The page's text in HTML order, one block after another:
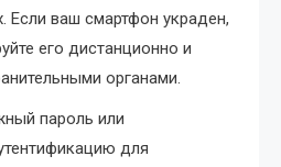
Если ваш смартфон украден,
его дистанционно и
органами.
пароль или
для